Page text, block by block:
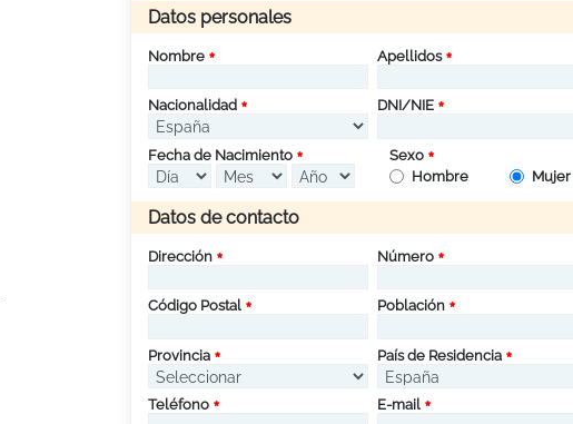
Datos personales
Nombre Apellidos
Nacionalidad DNI/NIE
Fecha de Nacimiento
Sexo
Hombre
Mujer
Datos de contacto
Dirección Número
Código Postal Población
Provincia País de Residencia
Teléfono E-mail